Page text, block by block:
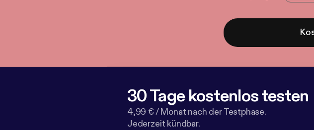
30 Tage kostenlos testen
4,99 € / Monat nach der Testphase.
Jederzeit kündbar.